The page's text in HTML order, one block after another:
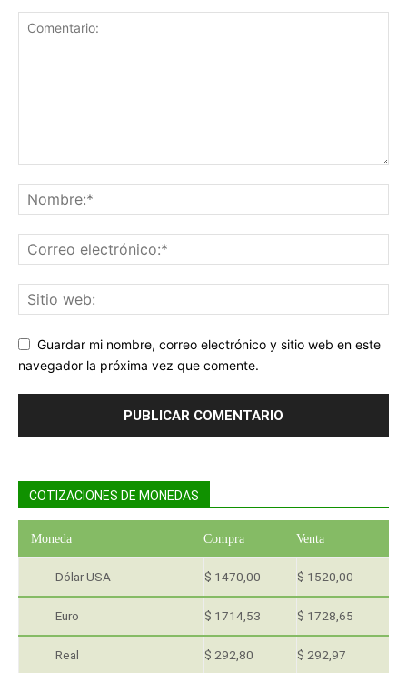
Guardar mi nombre, correo electrónico y sitio web en este
navegador la próxima vez que comente.
COTIZACIONES DE MONEDAS
Moneda Compra Venta
Dólar USA $ 1470,00 $ 1520,00
Euro $ 1714,53 $ 1728,65
Real $ 292,80 $ 292,97